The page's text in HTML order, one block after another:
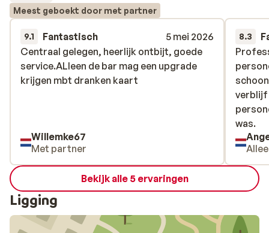
Meest geboekt door met partner
9.1 Fantastisch
5 mei 2026
Centraal gelegen, heerlijk ontbijt, goede
service.ALleen de bar mag een upgrade
krijgen mbt dranken kaart
Centraal gelegen, heerlijk ontbijt, goede
service.ALleen de bar mag een upgrade
krijgen mbt dranken kaart
Willemke67
Met partner
8.3
verblijf
was.
verblijf
was.
Bekijk alle 5 ervaringen
Ligging